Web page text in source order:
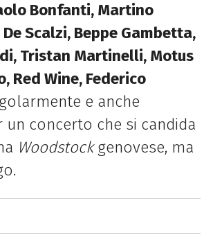
Bonfanti, Martino
Scalzi, Beppe Gambetta,
Tristan Martinelli, Motus
Red Wine, Federico
e anche
un concerto che si candida
Woodstockgenovese, ma